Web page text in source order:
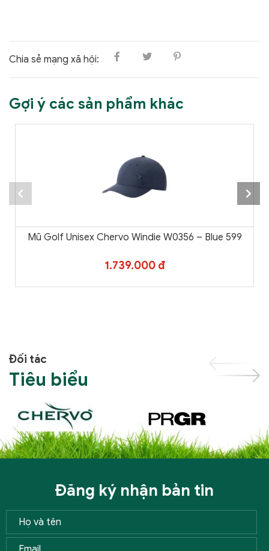
Chia sẻ mạng xã hội:
Gợi ý các sản phẩm khác
Mũ Golf Unisex Chervo Windie W0356 – Blue 599
1.739.000 đ
Đối tác
Tiêu biểu
Đăng ký nhận bản tin